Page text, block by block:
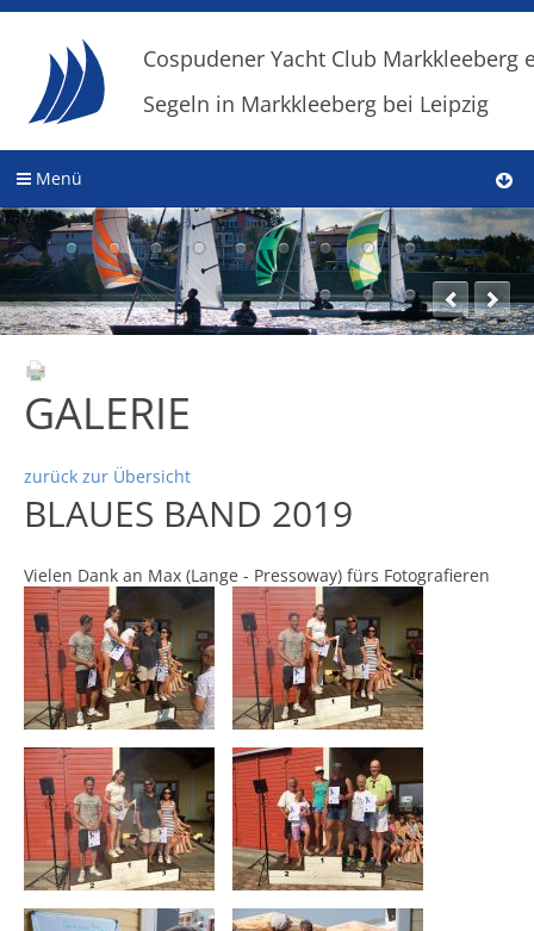
Cospudener Yacht Club Markkleeberg
Segeln in Markkleeberg bei Leipzig
Menü
GALERIE
zurück zur Übersicht
BLAUES BAND 2019
Vielen Dank an Max (Lange - Pressoway) fürs Fotografieren